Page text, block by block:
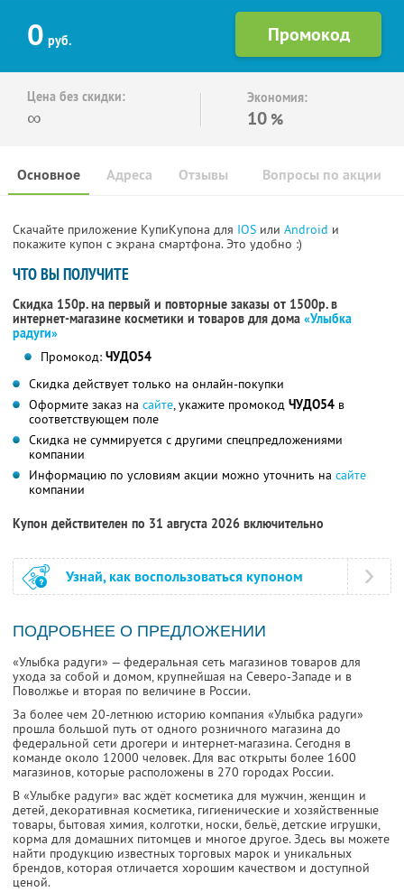
0 руб.
Цена без скидки:
∞
Экономия:
10 %
Основное Отзывы Вопросы по акции
Адреса
Скачайте приложение КупиКупона для IOS или Android и
покажите купон с экрана смартфона. Это удобно :)
ЧТО ВЫ ПОЛУЧИТЕ
Скидка 150р. на первый и повторные заказы от 1500р. в
интернет-магазине косметики и товаров для дома «Улыбка
радуги»
Промокод: ЧУДО54
Скидка действует только на онлайн-покупки
Оформите заказ на сайте, укажите промокод ЧУДО54 в
соответствующем поле
Скидка не суммируется с другими спецпредложениями
компании
Информацию по условиям акции можно уточнить на сайте
компании
Купон действителен по 31 августа 2026 включительно
Узнай, как воспользоваться купоном
ПОДРОБНЕЕ О ПРЕДЛОЖЕНИИ
«Улыбка радуги» — федеральная сеть магазинов товаров для
ухода за собой и домом, крупнейшая на Северо-Западе и в
Поволжье и вторая по величине в России.
За более чем 20-летнюю историю компания «Улыбка радуги»
прошла большой путь от одного розничного магазина до
федеральной сети дрогери и интернет-магазина. Сегодня в
команде около 12000 человек. Для вас открыты более 1600
магазинов, которые расположены в 270 городах России.
В «Улыбке радуги» вас ждёт косметика для мужчин, женщин и
детей, декоративная косметика, гигиенические и хозяйственные
товары, бытовая химия, колготки, носки, бельё, детские игрушки,
корма для домашних питомцев и многое другое. Здесь вы можете
найти продукцию известных торговых марок и уникальных
брендов, которая отличается хорошим качеством и доступной
ценой.